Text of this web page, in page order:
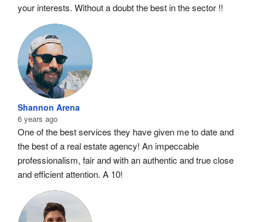
your interests. Without a doubt the best in the sector !!
Shannon Arena
6 years ago
One of the best services they have given me to date and
the best of a real estate agency! An impeccable
professionalism, fair and with an authentic and true close
and efficient attention. A 10!